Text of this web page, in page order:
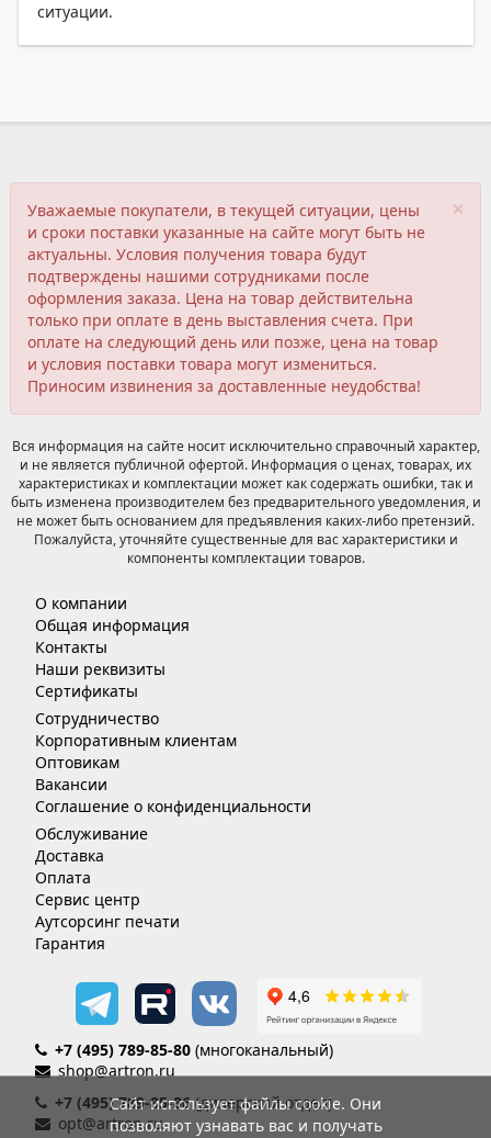
ситуации.
×
Уважаемые покупатели, в текущей ситуации, цены
и сроки поставки указанные на сайте могут быть не
актуальны. Условия получения товара будут
подтверждены нашими сотрудниками после
оформления заказа. Цена на товар действительна
только при оплате в день выставления счета. При
оплате на следующий день или позже, цена на товар
и условия поставки товара могут измениться.
Приносим извинения за доставленные неудобства!
Вся информация на сайте носит исключительно справочный характер,
и не является публичной офертой. Информация о ценах, товарах, их
характеристиках и комплектации может как содержать ошибки, так и
быть изменена производителем без предварительного уведомления, и
не может быть основанием для предъявления каких-либо претензий.
Пожалуйста, уточняйте существенные для вас характеристики и
компоненты комплектации товаров.
О компании
Общая информация
Контакты
Наши реквизиты
Сертификаты
Сотрудничество
Корпоративным клиентам
Оптовикам
Вакансии
Соглашение о конфиденциальности
Обслуживание
Доставка
Оплата
Сервис центр
Аутсорсинг печати
Гарантия
+7 (495) 789-85-80 (многоканальный)
shop@artron.ru
+7 (495) 789-85-86(дилерский отдел)
opt@artron.ru
Сайт использует файлы cookie. Они
позволяют узнавать вас и получать